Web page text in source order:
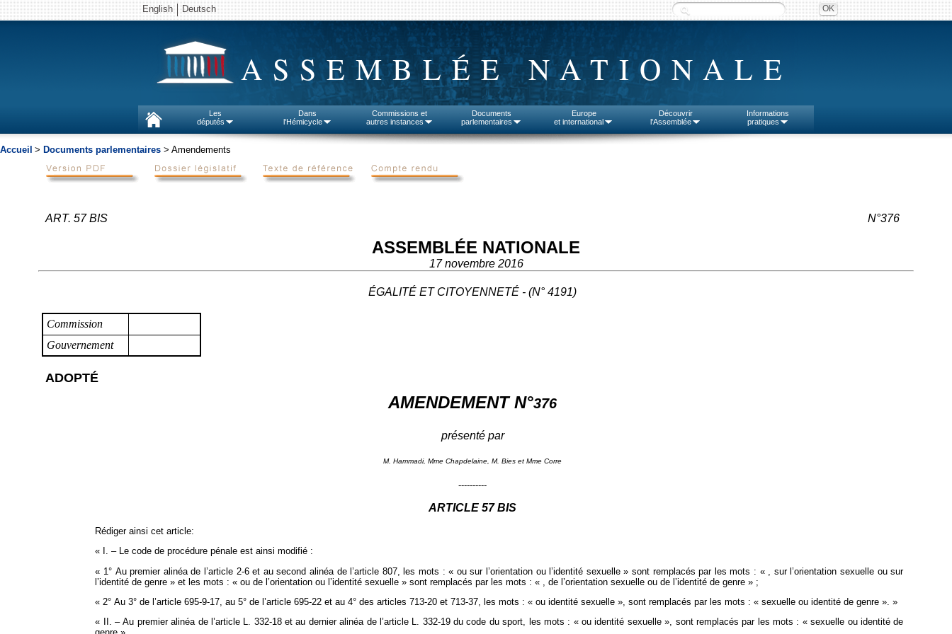
English Deutsch
ASSEMBLÉE NATIONALE
Les
députés
Dans
l'Hémicycle
Commissions et
autres instances
Documents
parlementaires
Europe
et international
Découvrir
l'Assemblée
Informations
pratiques
Accueil > Documents parlementaires > Amendements
ART. 57 BIS N°376
ASSEMBLÉE NATIONALE
17 novembre 2016
ÉGALITÉ ET CITOYENNETÉ - (N° 4191)
Commission
Gouvernement
ADOPTÉ
AMENDEMENT N°376
présenté par
M. Hammadi, Mme Chapdelaine, M. Bies et Mme Corre
----------
ARTICLE 57 BIS
Rédiger ainsi cet article:
« I. – Le code de procédure pénale est ainsi modifié :
« 1° Au premier alinéa de l’article 2‑6 et au second alinéa de l’article 807, les mots : « ou sur l’orientation ou l’identité sexuelle » sont remplacés par les mots : « , sur l’orientation sexuelle ou sur
l’identité de genre » et les mots : « ou de l’orientation ou l’identité sexuelle » sont remplacés par les mots : « , de l’orientation sexuelle ou de l’identité de genre » ;
« 2° Au 3° de l’article 695‑9‑17, au 5° de l’article 695‑22 et au 4° des articles 713‑20 et 713‑37, les mots : « ou identité sexuelle », sont remplacés par les mots : « sexuelle ou identité de genre ». »
« II. – Au premier alinéa de l’article L. 332‑18 et au dernier alinéa de l’article L. 332‑19 du code du sport, les mots : « ou identité sexuelle », sont remplacés par les mots : « sexuelle ou identité de